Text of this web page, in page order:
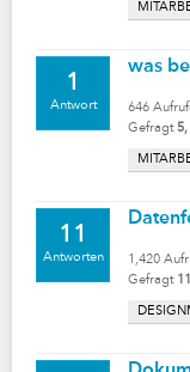
1
Antwort
was
646
Gefragt 5,
11
Antworten 1,420
Gefragt